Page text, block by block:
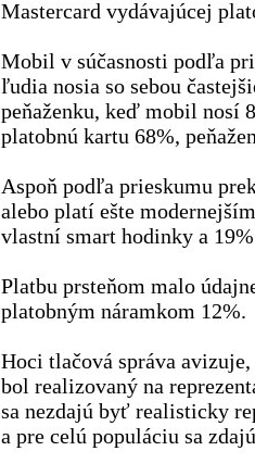
Mastercard vydávajúcej
Mobil v súčasnosti podľa
ľudia nosia so sebou
peňaženku, keď mobil nosí
platobnú kartu 68%,
Aspoň podľa prieskumu
alebo platí ešte
vlastní smart hodinky a
Platbu prsteňom malo
platobným náramkom 12%.
Hoci tlačová správa
bol realizovaný na
sa nezdajú byť realisticky
a pre celú populáciu sa